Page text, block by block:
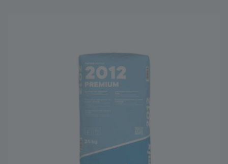
Vă rugăm să ne contactați